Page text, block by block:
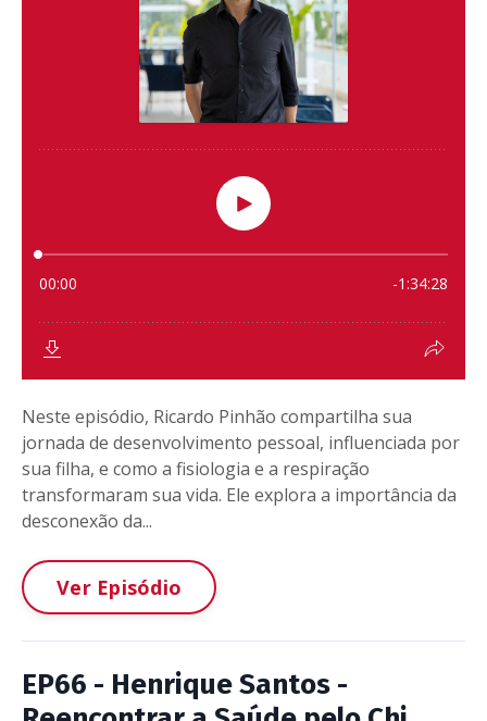
Neste episódio, Ricardo Pinhão compartilha sua
jornada de desenvolvimento pessoal, influenciada por
sua filha, e como a fisiologia e a respiração
transformaram sua vida. Ele explora a importância da
desconexão da...
Ver Episódio
EP66 - Henrique Santos -